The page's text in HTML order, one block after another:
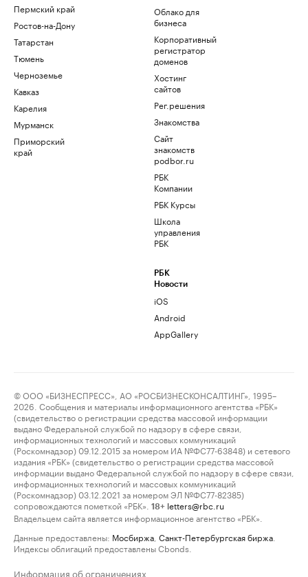
Пермский край
Ростов-на-Дону
Татарстан
Тюмень
Черноземье
Кавказ
Карелия
Мурманск
Приморский
край
Облако для
бизнеса
Корпоративный
регистратор
доменов
Хостинг
сайтов
Рег.решения
Знакомства
Сайт
знакомств
podbor.ru
РБК
Компании
РБК Курсы
Школа
управления
РБК
РБК
Новости
iOS
Android
AppGallery
© ООО «БИЗНЕСПРЕСС», АО «РОСБИЗНЕСКОНСАЛТИНГ», 1995–
2026. Сообщения и материалы информационного агентства «РБК»
(свидетельство о регистрации средства массовой информации
выдано Федеральной службой по надзору в сфере связи,
информационных технологий и массовых коммуникаций
(Роскомнадзор) 09.12.2015 за номером ИА №ФС77-63848) и сетевого
издания «РБК» (свидетельство о регистрации средства массовой
информации выдано Федеральной службой по надзору в сфере связи,
информационных технологий и массовых коммуникаций
(Роскомнадзор) 03.12.2021 за номером ЭЛ №ФС77-82385)
сопровождаются пометкой «РБК».
18+ letters@rbc.ru
Владельцем сайта является информационное агентство «РБК».
Данные предоставлены: Мосбиржа Санкт-Петербургская биржа
Индексы облигаций предоставлены Cbonds.
Информация об ограничениях